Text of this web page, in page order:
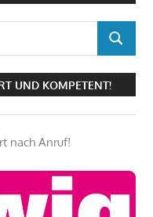
SUCHEN
UND KOMPETENT!
nach Anruf!